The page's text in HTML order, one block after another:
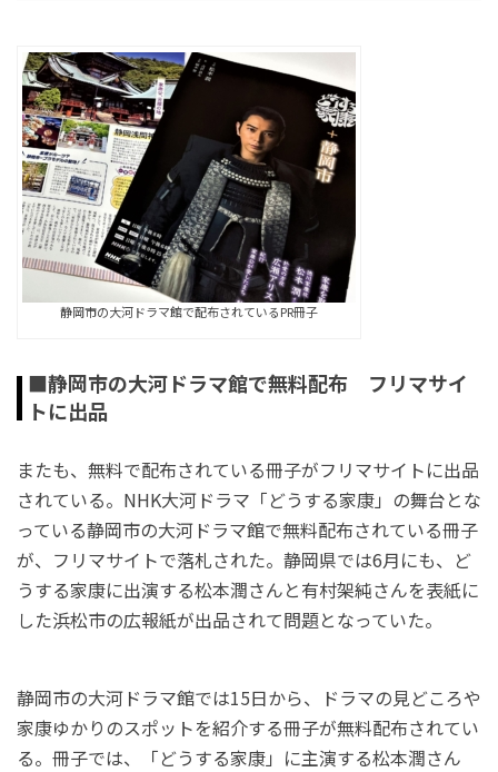
静岡市の大河ドラマ館で配布されているPR冊子
■静岡市の大河ドラマ館で無料配布 フリマサイ
トに出品
またも、無料で配布されている冊子がフリマサイトに出品
されている。NHK大河ドラマ「どうする家康」の舞台とな
っている静岡市の大河ドラマ館で無料配布されている冊子
が、フリマサイトで落札された。静岡県では6月にも、ど
うする家康に出演する松本潤さんと有村架純さんを表紙に
した浜松市の広報紙が出品されて問題となっていた。
静岡市の大河ドラマ館では15日から、ドラマの見どころや
家康ゆかりのスポットを紹介する冊子が無料配布されてい
る。冊子では、「どうする家康」に主演する松本潤さん